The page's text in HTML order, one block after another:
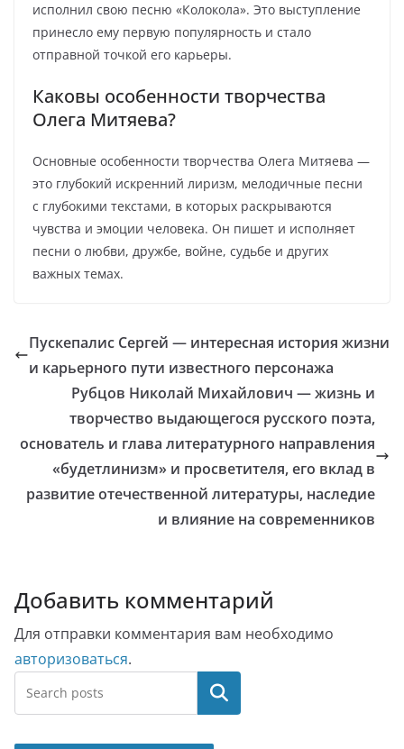
исполнил свою песню «Колокола». Это выступление
принесло ему первую популярность и стало
отправной точкой его карьеры.
Каковы особенности творчества
Олега Митяева?
Основные особенности творчества Олега Митяева —
это глубокий искренний лиризм, мелодичные песни
с глубокими текстами, в которых раскрываются
чувства и эмоции человека. Он пишет и исполняет
песни о любви, дружбе, войне, судьбе и других
важных темах.
Пускепалис Сергей — интересная история жизни
и карьерного пути известного персонажа
Рубцов Николай Михайлович — жизнь и
творчество выдающегося русского поэта,
основатель и глава литературного направления
«будетлинизм» и просветителя, его вклад в
развитие отечественной литературы, наследие
и влияние на современников
Добавить комментарий
Для отправки комментария вам необходимо
авторизоваться.
Поиск